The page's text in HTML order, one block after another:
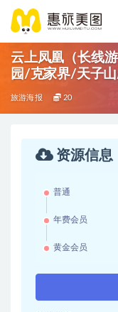
云上凤凰（长线
园/克家界/天子
玻璃桥/黄龙洞/湘
旅游海报 20
资源信息
普通
年费会员
黄金会员